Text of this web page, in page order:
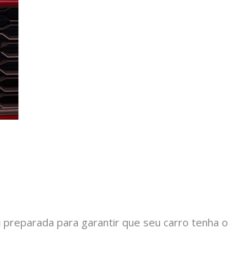
para garantir que seu carro tenha o